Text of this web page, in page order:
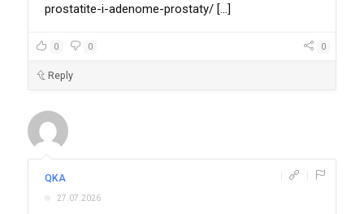
prostatite-i-adenome-prostaty/ [...]
0 0 0
Reply
QKA
27.07.2026